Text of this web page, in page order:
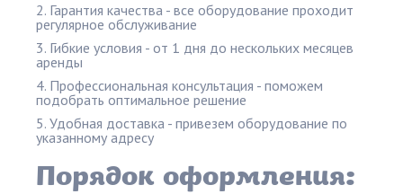
Гарантия качества - все оборудование проходит
регулярное обслуживание
Гибкие условия - от 1 дня до нескольких месяцев
аренды
Профессиональная консультация - поможем
подобрать оптимальное решение
Удобная доставка - привезем оборудование по
указанному адресу
Порядок оформления: